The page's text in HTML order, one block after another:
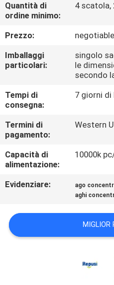
CONTROLLO
DI
QUALITÀ
RICHIEDA
UNA
CITAZIONE
MAPPA
DEL
Quantità di
ordine minimo:
4 scatola,
Prezzo:
negotiable
Imballaggi
particolari:
singolo
le
secondo
Tempi di
consegna:
7 giorni di
Termini di
pagamento:
Western
Capacità di
alimentazione:
10000k
Evidenziare: ago
aghi
MIGLIOR